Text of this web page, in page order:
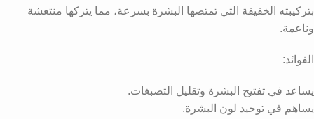
بتركيبته الخفيفة التي تمتصها البشرة بسرعة، مما يتركها منتعشة
وناعمة.
الفوائد:
يساعد في تفتيح البشرة وتقليل التصبغات.
يساهم في توحيد لون البشرة.